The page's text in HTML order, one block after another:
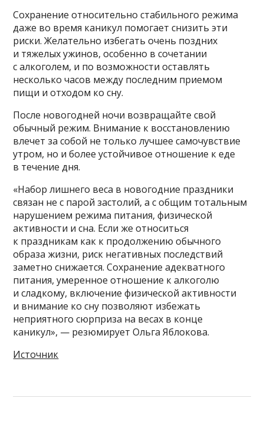
Сохранение относительно стабильного режима
даже во время каникул помогает снизить эти
риски. Желательно избегать очень поздних
и тяжелых ужинов, особенно в сочетании
с алкоголем, и по возможности оставлять
несколько часов между последним приемом
пищи и отходом ко сну.
После новогодней ночи возвращайте свой
обычный режим. Внимание к восстановлению
влечет за собой не только лучшее самочувствие
утром, но и более устойчивое отношение к еде
в течение дня.
«Набор лишнего веса в новогодние праздники
связан не с парой застолий, а с общим тотальным
нарушением режима питания, физической
активности и сна. Если же относиться
к праздникам как к продолжению обычного
образа жизни, риск негативных последствий
заметно снижается. Сохранение адекватного
питания, умеренное отношение к алкоголю
и сладкому, включение физической активности
и внимание ко сну позволяют избежать
неприятного сюрприза на весах в конце
каникул», — резюмирует Ольга Яблокова.
Источник